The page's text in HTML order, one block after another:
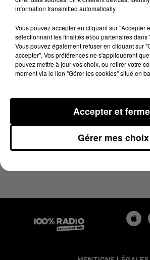
100%
22 mars 2024 - 2 min 22 sec
LES INFOS DU TARN DU 22/
information transmitted automatically.
Vous pouvez accepter en cliquant sur "Accepter
sélectionnant les finalités et/ou partenaires dans
Vous pouvez également refuser en cliquant sur
accepter". Vos préférences ne s'appliqueront
pouvez mettre à jour vos choix, ou retirer votre
moment via le lien "Gérer les cookies" situé en
Gérer mes choix
Accepter et